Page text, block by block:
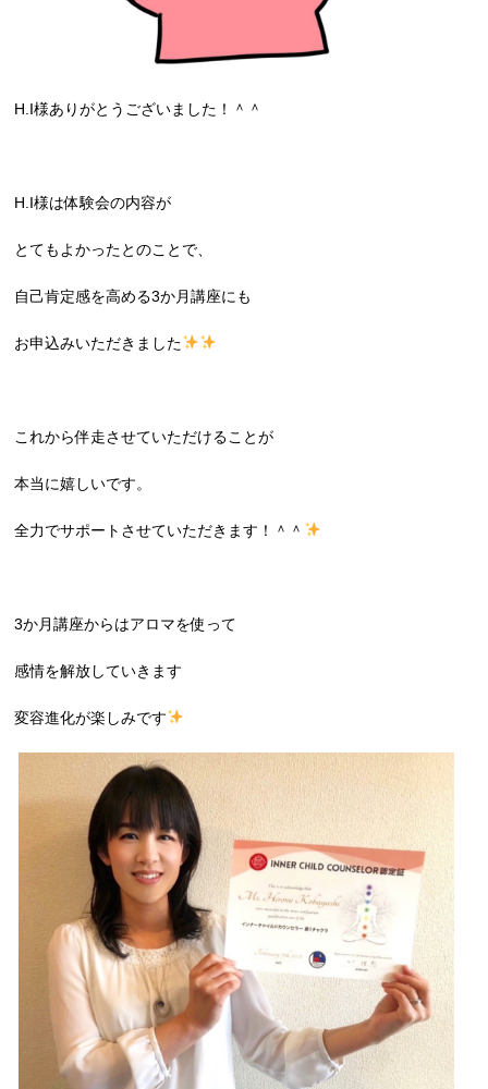
H.I様ありがとうございました！＾＾
H.I様は体験会の内容が
とてもよかったとのことで、
自己肯定感を高める3か月講座にも
お申込みいただきました
これから伴走させていただけることが
本当に嬉しいです。
全力でサポートさせていただきます！＾＾
3か月講座からはアロマを使って
感情を解放していきます
変容進化が楽しみです